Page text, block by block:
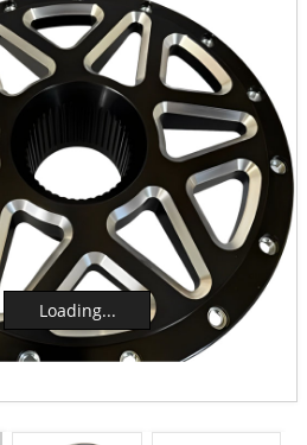
Loading...
Loading...